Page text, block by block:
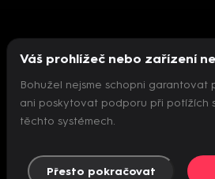
Nepodařilo se
Váš prohlížeč nebo zařízení
Bohužel nejsme schopni garantovat
ani poskytovat podporu při potížích
těchto systémech.
Přesto pokračovat